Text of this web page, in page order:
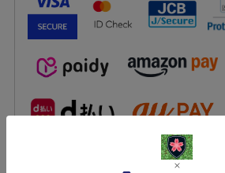
一部の決済方法を抜粋しています。
こちら からご確認